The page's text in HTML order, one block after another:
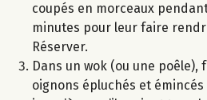
coupés en morceaux
minutes pour leur faire
Réserver.
Dans un wok (ou une poêle),
oignons épluchés et émincés